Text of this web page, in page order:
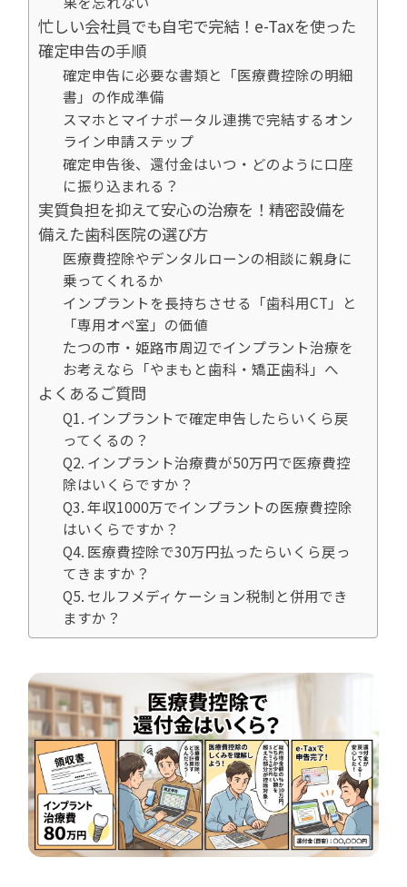
忙しい会社員でも自宅で完結！e-Taxを使った
確定申告の手順
確定申告に必要な書類と「医療費控除の明細
書」の作成準備
スマホとマイナポータル連携で完結するオン
ライン申請ステップ
確定申告後、還付金はいつ・どのように口座
に振り込まれる？
実質負担を抑えて安心の治療を！精密設備を
備えた歯科医院の選び方
医療費控除やデンタルローンの相談に親身に
乗ってくれるか
インプラントを長持ちさせる「歯科用CT」と
「専用オペ室」の価値
たつの市・姫路市周辺でインプラント治療を
お考えなら「やまもと歯科・矯正歯科」へ
よくあるご質問
Q1. インプラントで確定申告したらいくら戻
ってくるの？
Q2. インプラント治療費が50万円で医療費控
除はいくらですか？
Q3. 年収1000万でインプラントの医療費控除
はいくらですか？
Q4. 医療費控除で30万円払ったらいくら戻っ
てきますか？
Q5. セルフメディケーション税制と併用でき
ますか？